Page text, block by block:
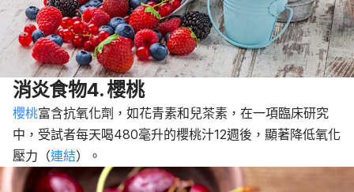
消炎食物4. 櫻桃
櫻桃富含抗氧化劑，如花青素和兒茶素，在一項臨床研究
中，受試者每天喝480毫升的櫻桃汁12週後，顯著降低氧化
壓力（連結）。